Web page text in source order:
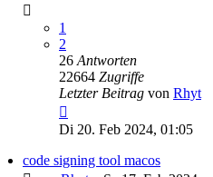
1
2
26 Antworten
22664 Zugriffe
Letzter Beitrag von Rhyt
Di 20. Feb 2024, 01:05
code signing tool macos